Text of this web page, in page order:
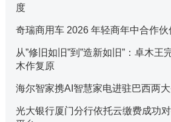
度
奇瑞商用车 2026 年轻商年中合作
从”修旧如旧”到”造新如旧”：卓木王
木作复原
海尔智家携AI智慧家电进驻巴西两
光大银行厦门分行依托云缴费成功